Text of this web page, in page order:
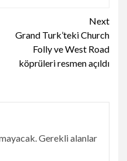
Next
Grand Turk’teki Church
Folly ve West Road
köprüleri resmen açıldı
Gerekli alanlar